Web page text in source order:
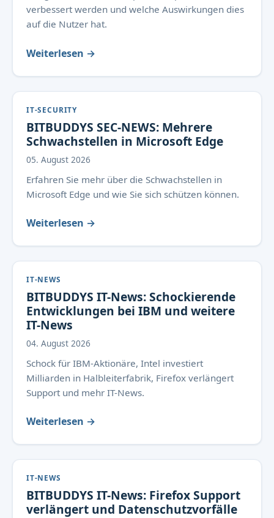
verbessert werden und welche Auswirkungen dies
auf die Nutzer hat.
Weiterlesen →
IT-SECURITY
BITBUDDYS SEC-NEWS: Mehrere
Schwachstellen in Microsoft Edge
05. August 2026
Erfahren Sie mehr über die Schwachstellen in
Microsoft Edge und wie Sie sich schützen können.
Weiterlesen →
IT-NEWS
BITBUDDYS IT-News: Schockierende
Entwicklungen bei IBM und weitere
IT-News
04. August 2026
Schock für IBM-Aktionäre, Intel investiert
Milliarden in Halbleiterfabrik, Firefox verlängert
Support und mehr IT-News.
Weiterlesen →
IT-NEWS
BITBUDDYS IT-News: Firefox Support
verlängert und Datenschutzvorfälle